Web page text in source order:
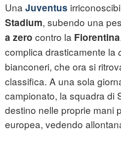
Una Juventus
Stadium, subendo una
a zero contro la Fiorentina
complica drasticamente la
bianconeri, che ora si
classifica. A una sola
campionato, la squadra di
destino nelle proprie mani
europea, vedendo